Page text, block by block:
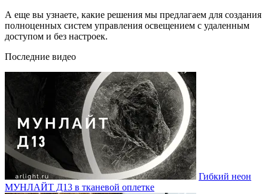
А еще вы узнаете, какие решения мы предлагаем для создания
полноценных систем управления освещением с удаленным
доступом и без настроек.
Последние видео
Гибкий неон
МУНЛАЙТ Д13 в тканевой оплетке